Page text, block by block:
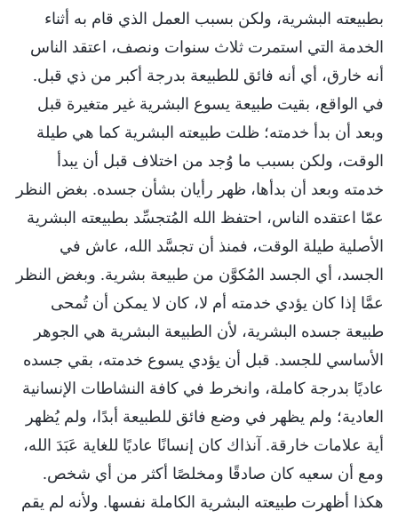
بطبيعته البشرية، ولكن بسبب العمل الذي قام به أثناء
الخدمة التي استمرت ثلاث سنوات ونصف، اعتقد الناس
أنه خارق، أي أنه فائق للطبيعة بدرجة أكبر من ذي قبل.
في الواقع، بقيت طبيعة يسوع البشرية غير متغيرة قبل
وبعد أن بدأ خدمته؛ ظلت طبيعته البشرية كما هي طيلة
الوقت، ولكن بسبب ما وُجد من اختلاف قبل أن يبدأ
خدمته وبعد أن بدأها، ظهر رأيان بشأن جسده. بغض النظر
عمّا اعتقده الناس، احتفظ الله المُتجسِّد بطبيعته البشرية
الأصلية طيلة الوقت، فمنذ أن تجسَّد الله، عاش في
الجسد، أي الجسد المُكوَّن من طبيعة بشرية. وبغض النظر
عمَّا إذا كان يؤدي خدمته أم لا، كان لا يمكن أن تُمحى
طبيعة جسده البشرية، لأن الطبيعة البشرية هي الجوهر
الأساسي للجسد. قبل أن يؤدي يسوع خدمته، بقي جسده
عاديًا بدرجة كاملة، وانخرط في كافة النشاطات الإنسانية
العادية؛ ولم يظهر في وضع فائق للطبيعة أبدًا، ولم يُظهر
أية علامات خارقة. آنذاك كان إنسانًا عاديًا للغاية عَبَدَ الله،
ومع أن سعيه كان صادقًا ومخلصًا أكثر من أي شخص.
هكذا أظهرت طبيعته البشرية الكاملة نفسها. ولأنه لم يقم